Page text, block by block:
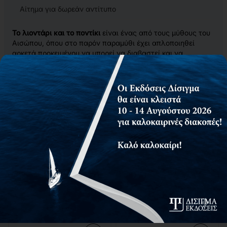
Αίτημα για δωρεάν αντίτυπο
Το λιοντάρι και το ποντίκι είναι ένας από τους μύθους του
Αισώπου, όπου στο παρόν παραμύθι έχει απλοποιηθεί
αρκετά προκειμένου να μπορεί να διαβαστεί και να
κατανοηθεί από όλα τα παιδιά.
Κάθε πρόταση στο παρόν παραμύθι έχει γραφτεί με απλή
μορφή και συνοδεύεται από την αντίστοιχη εικόνα και στο
ένθετο με το συνοδευτικό υλικό υπάρχουν μία ή και
περισσότερες ερωτήσεις κατανόησης, καθώς και
σημασιολογικές ή πραγματολογικές ασκήσεις για τις οποίες
δίνονται λεπτομερείς οδηγίες.
Πρόκειται για ένα παραμύθι όπου σκοπός του είναι να
δώσει στο παιδί (με δυσκολίες κατανόησης και έκφρασης)
να καταλάβει το νόημα του μύθου με τηλεγραφικό και απλό
Σχετικά προϊόντα